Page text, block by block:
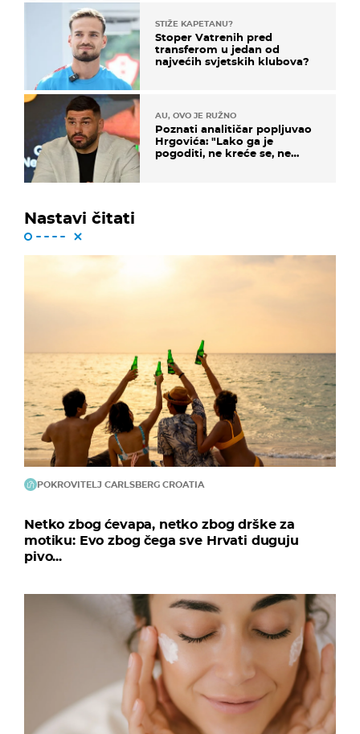
STIŽE KAPETANU?
Stoper Vatrenih pred
transferom u jedan od
najvećih svjetskih klubova?
AU, OVO JE RUŽNO
Poznati analitičar popljuvao
Hrgovića: "Lako ga je
pogoditi, ne kreće se, ne
Nastavi čitati
POKROVITELJ CARLSBERG CROATIA
Netko zbog ćevapa, netko zbog drške za
motiku: Evo zbog čega sve Hrvati duguju
pivo...